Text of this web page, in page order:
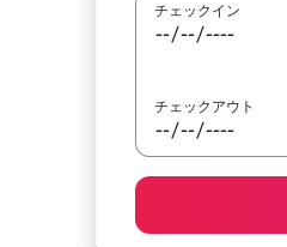
チェックイン
チェックアウト